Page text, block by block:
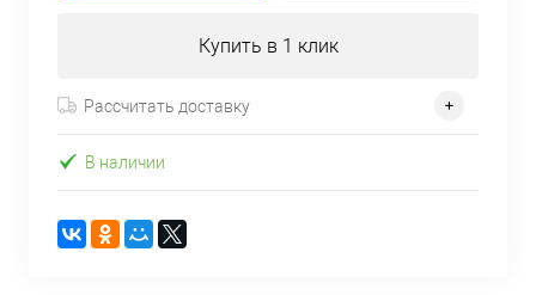
Купить в 1 клик
Рассчитать доставку
В наличии